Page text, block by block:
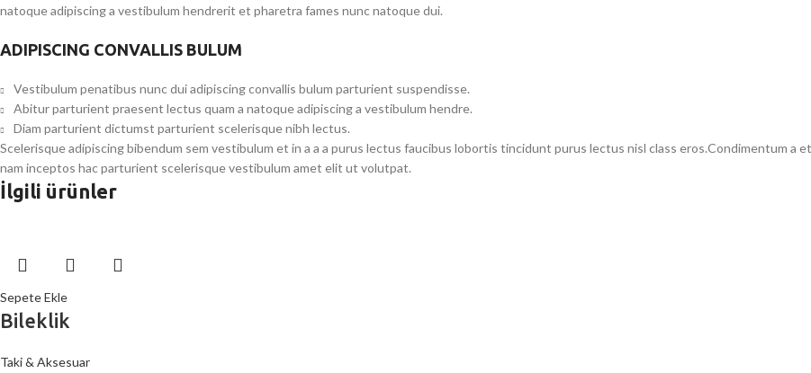
natoque adipiscing a vestibulum hendrerit et pharetra fames nunc natoque dui.
ADIPISCING CONVALLIS BULUM
Vestibulum penatibus nunc dui adipiscing convallis bulum parturient suspendisse.
Abitur parturient praesent lectus quam a natoque adipiscing a vestibulum hendre.
Diam parturient dictumst parturient scelerisque nibh lectus.
Scelerisque adipiscing bibendum sem vestibulum et in a a a purus lectus faucibus lobortis tincidunt purus lectus nisl class eros.Condimentum
nam inceptos hac parturient scelerisque vestibulum amet elit ut volutpat.
İlgili ürünler
Sepete Ekle
Bileklik
Taki & Aksesuar